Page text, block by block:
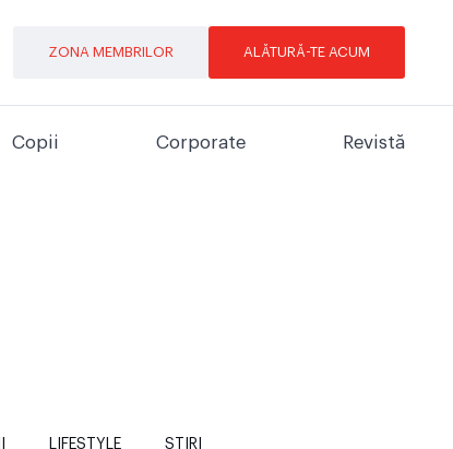
ZONA MEMBRILOR ALĂTURĂ-TE ACUM
Copii Corporate Revistă
LIFESTYLE ȘTIRI